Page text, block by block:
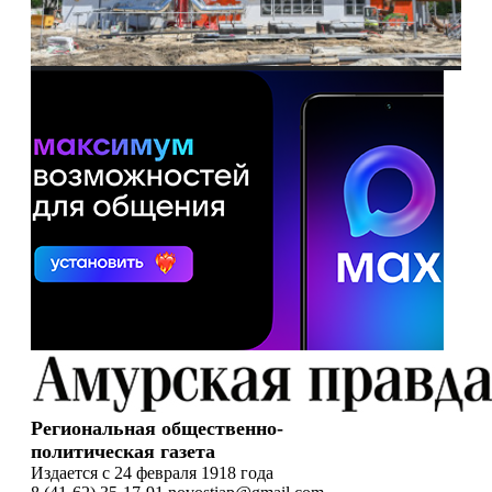
Региональная общественно-
политическая газета
Издается с 24 февраля 1918 года